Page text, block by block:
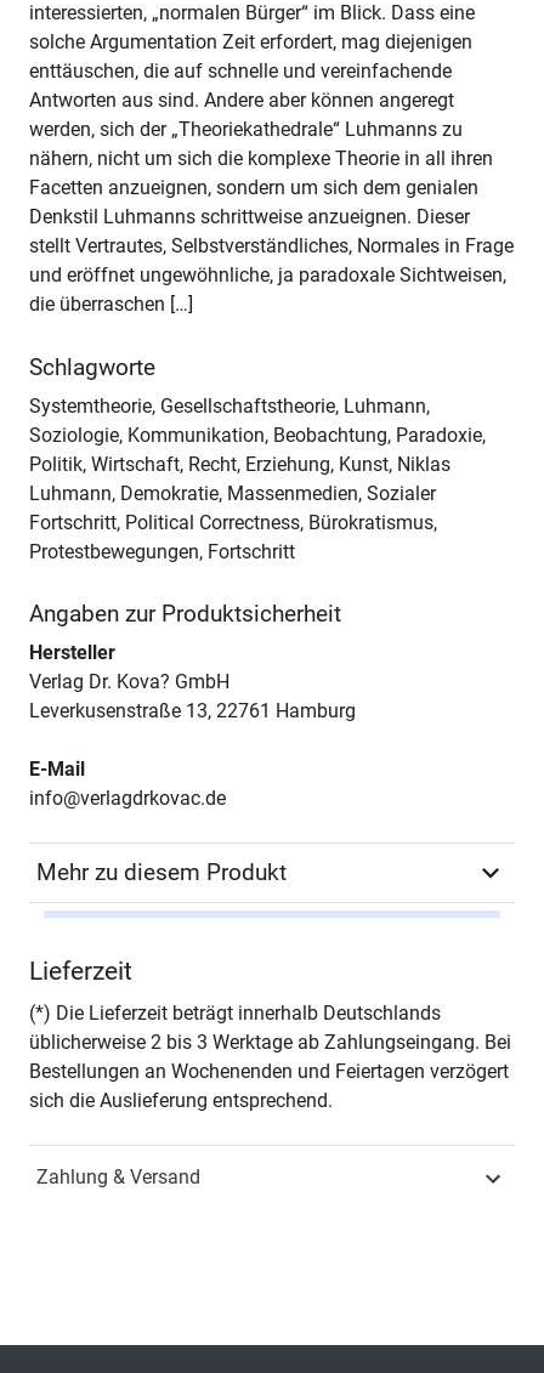
interessierten, „normalen Bürger“ im Blick. Dass eine
solche Argumentation Zeit erfordert, mag diejenigen
enttäuschen, die auf schnelle und vereinfachende
Antworten aus sind. Andere aber können angeregt
werden, sich der „Theoriekathedrale“ Luhmanns zu
nähern, nicht um sich die komplexe Theorie in all ihren
Facetten anzueignen, sondern um sich dem genialen
Denkstil Luhmanns schrittweise anzueignen. Dieser
stellt Vertrautes, Selbstverständliches, Normales in Frage
und eröffnet ungewöhnliche, ja paradoxale Sichtweisen,
die überraschen […]
Schlagworte
Systemtheorie, Gesellschaftstheorie, Luhmann,
Soziologie, Kommunikation, Beobachtung, Paradoxie,
Politik, Wirtschaft, Recht, Erziehung, Kunst, Niklas
Luhmann, Demokratie, Massenmedien, Sozialer
Fortschritt, Political Correctness, Bürokratismus,
Protestbewegungen, Fortschritt
Angaben zur Produktsicherheit
Hersteller
Verlag Dr. Kova? GmbH
Leverkusenstraße 13, 22761 Hamburg
E-Mail
info@verlagdrkovac.de
Mehr zu diesem Produkt
ISSN 2197-2818
Band
Fachbereich Sozialwissenschaft
Lieferzeit
(*) Die Lieferzeit beträgt innerhalb Deutschlands
üblicherweise 2 bis 3 Werktage ab Zahlungseingang. Bei
Bestellungen an Wochenenden und Feiertagen verzögert
sich die Auslieferung entsprechend.
Zahlung & Versand